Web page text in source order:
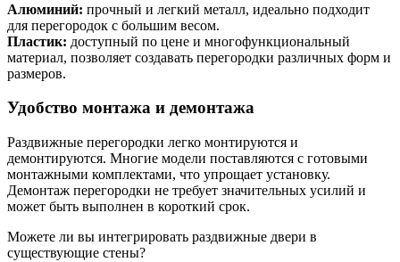
Алюминий: прочный и легкий металл, идеально подходит
для перегородок с большим весом.
Пластик: доступный по цене и многофункциональный
материал, позволяет создавать перегородки различных форм и
размеров.
Удобство монтажа и демонтажа
Раздвижные перегородки легко монтируются и
демонтируются. Многие модели поставляются с готовыми
монтажными комплектами, что упрощает установку.
Демонтаж перегородки не требует значительных усилий и
может быть выполнен в короткий срок.
Можете ли вы интегрировать раздвижные двери в
существующие стены?